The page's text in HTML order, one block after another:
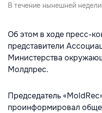
В течение нынешней
Об этом в ходе пресс-
представители
Министерства
Молдпрес.
Председатель
проинформировал